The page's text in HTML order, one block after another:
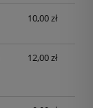
10,00 zł
12,00 zł